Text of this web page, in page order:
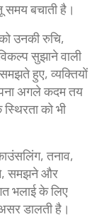
बचाती है।
उनकी रुचि,
सुझाने वाली
हुए, व्यक्तियों
अगले कदम तय
को भी
,तनाव,
समझने और
भलाई के लिए
डालती है।